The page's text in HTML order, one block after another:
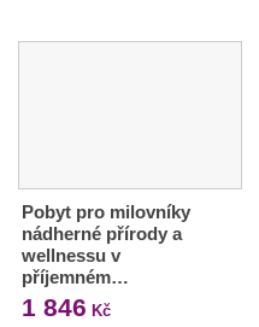
Pobyt pro milovníky
nádherné přírody a
wellnessu v
příjemném…
1 846 Kč